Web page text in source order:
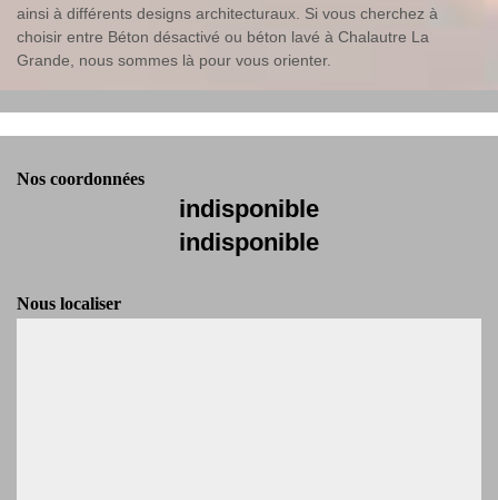
ainsi à différents designs architecturaux. Si vous cherchez à
choisir entre Béton désactivé ou béton lavé à Chalautre La
Grande, nous sommes là pour vous orienter.
Nos coordonnées
indisponible
indisponible
Nous localiser